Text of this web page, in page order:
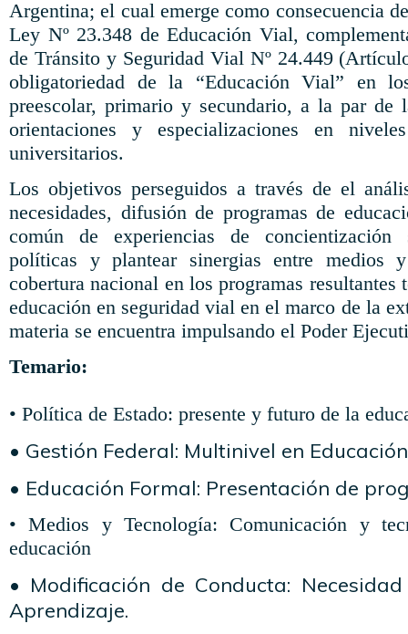
Argentina; el cual emerge como consecuencia
Ley Nº 23.348 de Educación Vial,
de Tránsito y Seguridad Vial Nº 24.449
obligatoriedad de la “Educación Vial” en
preescolar, primario y secundario, a la par de
orientaciones y especializaciones en
universitarios.
Los objetivos perseguidos a través de el
necesidades, difusión de programas de
común de experiencias de concientización
políticas y plantear sinergias entre medios
cobertura nacional en los programas resultantes
educación en seguridad vial en el marco de la
materia se encuentra impulsando el Poder
Temario:
• Política de Estado: presente y futuro de la
• Gestión Federal: Multinivel en
• Educación Formal: Presentación de
• Medios y Tecnología: Comunicación y
educación
• Modificación de Conducta:
Aprendizaje.